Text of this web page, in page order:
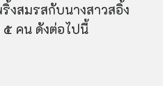
งสมรสกับนางสาวสอิ้ง
คน ดังต่อไปนี้